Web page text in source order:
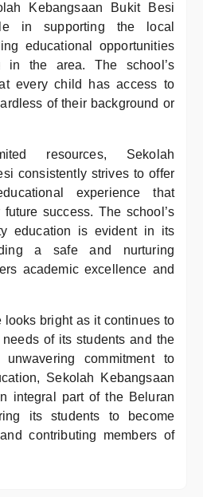
Kebangsaan Bukit Besi
in supporting the local
educational opportunities
in the area. The school’s
every child has access to
of their background or
resources, Sekolah
consistently strives to offer
experience that
success. The school’s
education is evident in its
a safe and nurturing
academic excellence and
looks bright as it continues to
of its students and the
commitment to
Sekolah Kebangsaan
integral part of the Beluran
its students to become
contributing members of